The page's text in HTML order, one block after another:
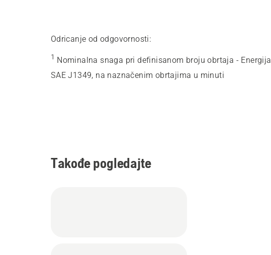
Odricanje od odgovornosti:
1 Nominalna snaga pri definisanom broju obrtaja - Energija
SAE J1349, na naznačenim obrtajima u minuti
Takođe pogledajte